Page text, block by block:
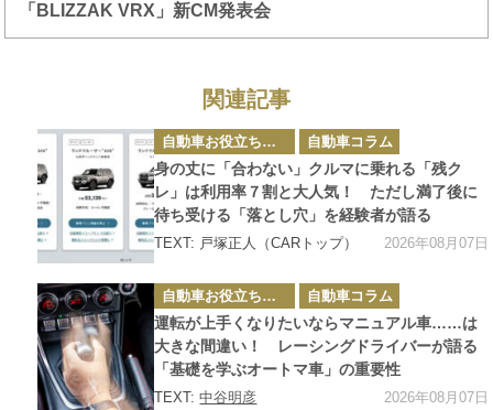
「BLIZZAK VRX」新CM発表会
関連記事
カ
テ
ゴ
リ
ー
自動車お役立ち情報 自動車コラム
身の丈に「合わない」クルマに乗れる「残ク
レ」は利用率７割と大人気！ ただし満了後に
待ち受ける「落とし穴」を経験者が語る
TEXT: 戸塚正人（CARトップ） 2026年08月07日
カ
テ
ゴ
リ
ー
自動車お役立ち情報 自動車コラム
運転が上手くなりたいならマニュアル車……は
大きな間違い！ レーシングドライバーが語る
「基礎を学ぶオートマ車」の重要性
TEXT:中谷明彦 2026年08月07日